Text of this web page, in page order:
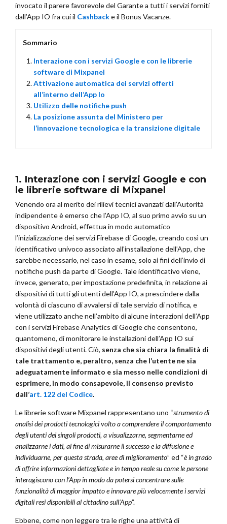
invocato il parere favorevole del Garante a tutti i servizi forniti
dall’App IO fra cui il Cashbacke il Bonus Vacanze.
Sommario
Interazione con i servizi Google e con le librerie
software di Mixpanel
Attivazione automatica dei servizi offerti
all’interno dell’App Io
Utilizzo delle notifiche push
La posizione assunta del Ministero per
l’innovazione tecnologica e la transizione digitale
1. Interazione con i servizi Google e con
le librerie software di Mixpanel
Venendo ora al merito dei rilievi tecnici avanzati dall’Autorità
indipendente è emerso che l’App IO, al suo primo avvio su un
dispositivo Android, effettua in modo automatico
l’inizializzazione dei servizi Firebase di Google, creando così un
identificativo univoco associato all’installazione dell’App, che
sarebbe necessario, nel caso in esame, solo ai fini dell’invio di
notifiche push da parte di Google. Tale identificativo viene,
invece, generato, per impostazione predefinita, in relazione ai
dispositivi di tutti gli utenti dell’App IO, a prescindere dalla
volontà di ciascuno di avvalersi di tale servizio di notifica, e
viene utilizzato anche nell’ambito di alcune interazioni dell’App
con i servizi Firebase Analytics di Google che consentono,
quantomeno, di monitorare le installazioni dell’App IO sui
dispositivi degli utenti. Ciò, senza che sia chiara la finalità di
tale trattamento e, peraltro, senza che l’utente ne sia
adeguatamente informato e sia messo nelle condizioni di
esprimere, in modo consapevole, il consenso previsto
dall’art. 122 del Codice.
Le librerie software Mixpanel rappresentano uno “strumento di
analisi dei prodotti tecnologici volto a comprendere il comportamento
degli utenti dei singoli prodotti, a visualizzarne, segmentarne ed
analizzarne i dati, al fine di misurarne il successo e la diffusione e
individuarne, per questa strada, aree di miglioramento” ed “è in grado
di offrire informazioni dettagliate e in tempo reale su come le persone
interagiscono con l’App in modo da potersi concentrare sulle
funzionalità di maggior impatto e innovare più velocemente i servizi
digitali resi disponibili al cittadino sull’App”.
Ebbene, come non leggere tra le righe una attività di